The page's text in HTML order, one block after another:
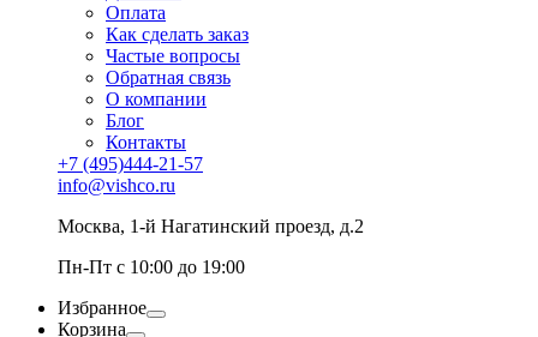
Оплата
Как сделать заказ
Частые вопросы
Обратная связь
О компании
Блог
Контакты
+7 (495)444-21-57
info@vishco.ru
Москва, 1-й Нагатинский проезд, д.2
Пн-Пт с 10:00 до 19:00
Избранное
Корзина